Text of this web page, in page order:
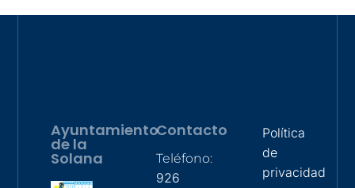
Ayuntamiento
de la
Solana
Contacto
Teléfono:
926
Política
de
privacidad